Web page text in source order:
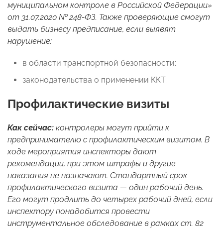
муниципальном контроле в Российской Федерации»
от 31.07.2020 № 248-ФЗ. Также проверяющие смогут
выдать бизнесу предписание, если выявят
нарушение:
в области транспортной безопасности;
законодательства о применении ККТ.
Профилактические визиты
Как сейчас: контролеры могут прийти к
предпринимателю с профилактическим визитом. В
ходе мероприятия инспекторы дают
рекомендации, при этом штрафы и другие
наказания не назначают. Стандартный срок
профилактического визита — один рабочий день.
Его могут продлить до четырех рабочий дней, если
инспектору понадобится провести
инструментальное обследование в рамках ст. 82